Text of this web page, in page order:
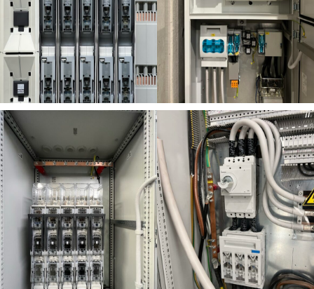
Fotovoltaika
KALDERA Slovenska
Bistrica – 405 kWp
Fotovoltaika
JAGER poslovalnica
Mozirje – 220 kWp